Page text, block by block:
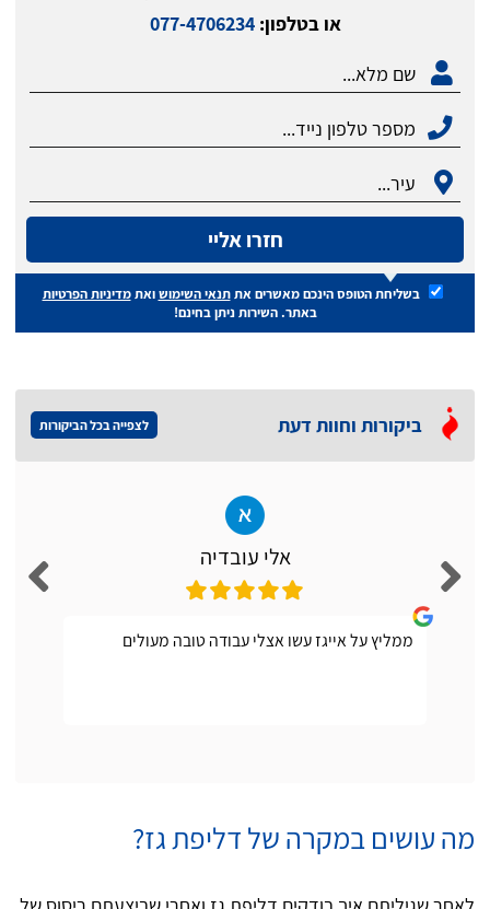
או בטלפון:077-4706234
חזרו אליי
בשליחת הטופס הינכם מאשרים אתתנאי השימושואתמדיניות הפרטיות
באתר. השירות ניתן בחינם!
ביקורות וחוות דעת לצפייה בכל הביקורות
אלי עובדיה
ממליץ על אייגז עשו אצלי עבודה טובה מעולים
מה עושים במקרה של דליפת גז?